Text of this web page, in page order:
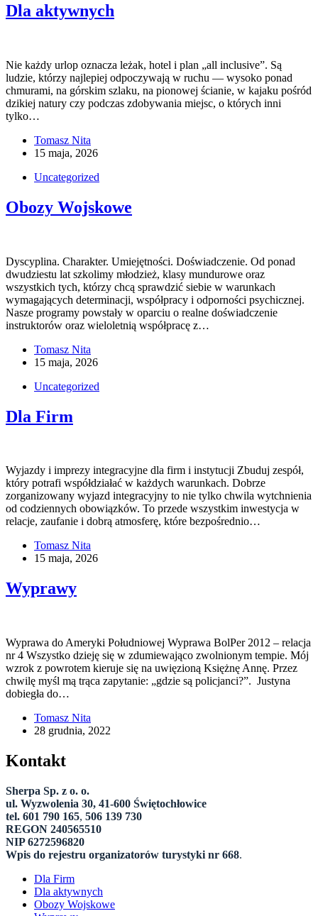
Dla aktywnych
Nie każdy urlop oznacza leżak, hotel i plan „all inclusive”. Są
ludzie, którzy najlepiej odpoczywają w ruchu — wysoko ponad
chmurami, na górskim szlaku, na pionowej ścianie, w kajaku pośród
dzikiej natury czy podczas zdobywania miejsc, o których inni
tylko…
Tomasz Nita
15 maja, 2026
Uncategorized
Obozy Wojskowe
Dyscyplina. Charakter. Umiejętności. Doświadczenie. Od ponad
dwudziestu lat szkolimy młodzież, klasy mundurowe oraz
wszystkich tych, którzy chcą sprawdzić siebie w warunkach
wymagających determinacji, współpracy i odporności psychicznej.
Nasze programy powstały w oparciu o realne doświadczenie
instruktorów oraz wieloletnią współpracę z…
Tomasz Nita
15 maja, 2026
Uncategorized
Dla Firm
Wyjazdy i imprezy integracyjne dla firm i instytucji Zbuduj zespół,
który potrafi współdziałać w każdych warunkach. Dobrze
zorganizowany wyjazd integracyjny to nie tylko chwila wytchnienia
od codziennych obowiązków. To przede wszystkim inwestycja w
relacje, zaufanie i dobrą atmosferę, które bezpośrednio…
Tomasz Nita
15 maja, 2026
Wyprawy
Wyprawa do Ameryki Południowej Wyprawa BolPer 2012 – relacja
nr 4 Wszystko dzieję się w zdumiewająco zwolnionym tempie. Mój
wzrok z powrotem kieruje się na uwięzioną Księżnę Annę. Przez
chwilę myśl mą trąca zapytanie: „gdzie są policjanci?”. Justyna
dobiegła do…
Tomasz Nita
28 grudnia, 2022
Kontakt
Sherpa Sp. z o. o.
ul. Wyzwolenia 30, 41-600 Świętochłowice
tel. 601 790 165, 506 139 730
REGON 240565510
NIP 6272596820
Wpis do rejestru organizatorów turystyki nr 668.
Dla Firm
Dla aktywnych
Obozy Wojskowe